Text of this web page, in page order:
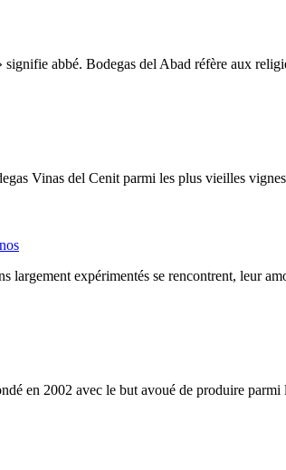
signifie abbé. Bodegas del Abad réfère aux
Vinas del Cenit parmi les plus vieilles
largement expérimentés se rencontrent, leur
en 2002 avec le but avoué de produire